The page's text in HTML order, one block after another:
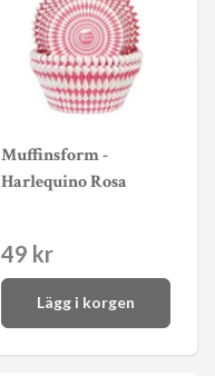
Muffinsform -
Harlequino Rosa
49 kr
Lägg i korgen